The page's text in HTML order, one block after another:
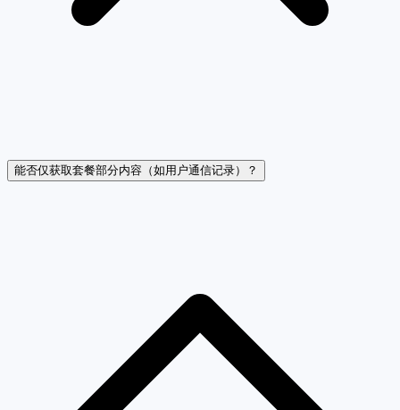
能否仅获取套餐部分内容（如用户通信记录）？